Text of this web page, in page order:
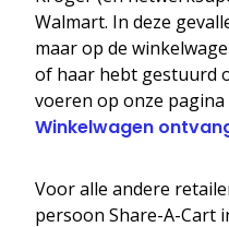
Walmart. In deze
maar op de
of haar hebt gestuurd
voeren op onze pagina
Winkelwagen
Voor alle andere
persoon Share-A-Cart